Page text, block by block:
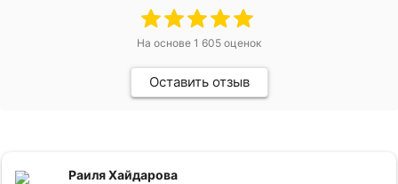
На основе 1 605 оценок
Оставить отзыв
Раиля Хайдарова